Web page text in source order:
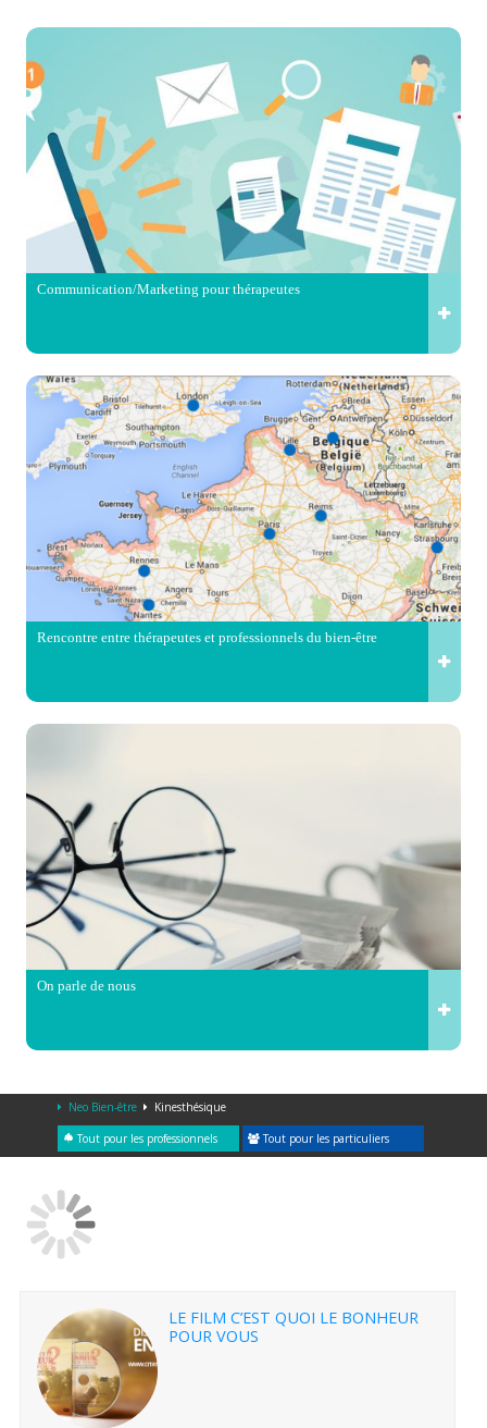
Communication/Marketing pour thérapeutes
Rencontre entre thérapeutes et professionnels du bien-être
On parle de nous
Neo Bien-être Kinesthésique
Tout pour les professionnels Tout pour les particuliers
LE FILM C’EST QUOI LE BONHEUR
POUR VOUS